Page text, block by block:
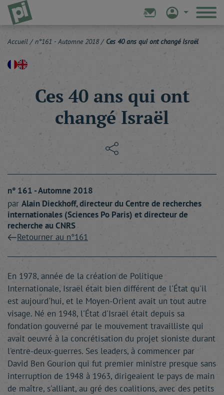
Accueil / n°161 - Automne 2018/ Ces 40 ans qui ont changé Israël
Ces 40 ans qui ont
changé Israël
n° 161 - Automne 2018
par Alain Dieckhoff, directeur du Centre de recherches
internationales (Sciences Po Paris) et directeur de
recherche au CNRS
Retourner au n°161
En 1978, année de la création de Politique
Internationale, Israël était bien différent de l'État qu'il
est aujourd'hui, et le Moyen-Orient avait un tout autre
visage. Né en 1948, l'État d'Israël était depuis sa
fondation gouverné par le mouvement travailliste qui
avait oeuvré à la concrétisation du projet sioniste durant
l'entre-deux-guerres. Ses leaders, à commencer par
David Ben Gourion qui fut premier ministre presque sans
interruption de 1948 à 1963, dirigeaient le pays de main
de maître, s'alliant, au gré des coalitions, avec des petits